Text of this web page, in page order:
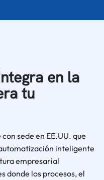
en la
tu
sede en EE.UU. que
inteligente
empresarial
donde los procesos, el